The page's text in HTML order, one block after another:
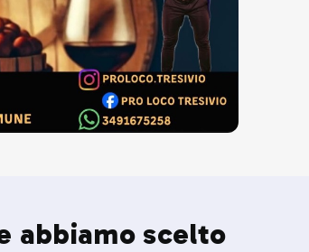
abbiamo scelto